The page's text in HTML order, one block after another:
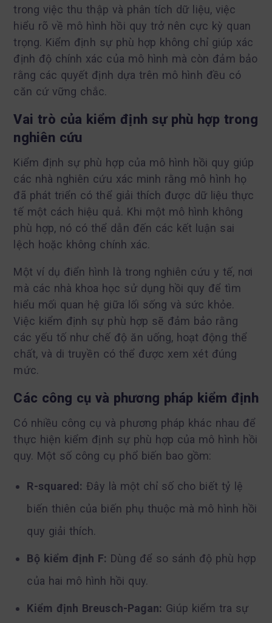
trong việc thu thập và phân tích dữ liệu, việc
hiểu rõ về mô hình hồi quy trở nên cực kỳ quan
trọng. Kiểm định sự phù hợp không chỉ giúp xác
định độ chính xác của mô hình mà còn đảm bảo
rằng các quyết định dựa trên mô hình đều có
căn cứ vững chắc.
Vai trò của kiểm định sự phù hợp trong
nghiên cứu
Kiểm định sự phù hợp của mô hình hồi quy giúp
các nhà nghiên cứu xác minh rằng mô hình họ
đã phát triển có thể giải thích được dữ liệu thực
tế một cách hiệu quả. Khi một mô hình không
phù hợp, nó có thể dẫn đến các kết luận sai
lệch hoặc không chính xác.
Một ví dụ điển hình là trong nghiên cứu y tế, nơi
mà các nhà khoa học sử dụng hồi quy để tìm
hiểu mối quan hệ giữa lối sống và sức khỏe.
Việc kiểm định sự phù hợp sẽ đảm bảo rằng
các yếu tố như chế độ ăn uống, hoạt động thể
chất, và di truyền có thể được xem xét đúng
mức.
Các công cụ và phương pháp kiểm định
Có nhiều công cụ và phương pháp khác nhau để
thực hiện kiểm định sự phù hợp của mô hình hồi
quy. Một số công cụ phổ biến bao gồm:
R-squared: Đây là một chỉ số cho biết tỷ lệ
biến thiên của biến phụ thuộc mà mô hình hồi
quy giải thích.
Bộ kiểm định F: Dùng để so sánh độ phù hợp
của hai mô hình hồi quy.
Kiểm định Breusch-Pagan: Giúp kiểm tra sự